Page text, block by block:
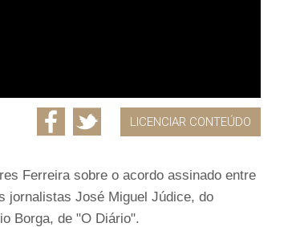
LICENCIAR CONTEÚDO
Ferreira sobre o acordo assinado entre
jornalistas José Miguel Júdice, do
Borga, de "O Diário".